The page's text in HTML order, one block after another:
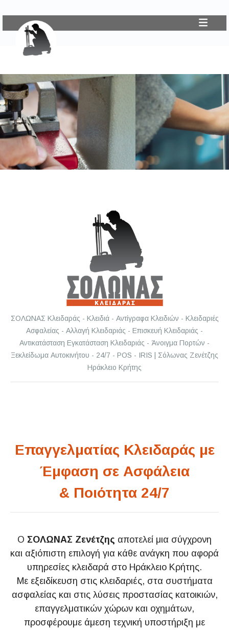
ΣΟΛΩΝΑΣ Κλειδαράς - Κλειδιά - Αντίγραφα Κλειδιών - Κλειδαριές
Ασφαλείας - Αλλαγή Κλειδαριάς - Επισκευή Κλειδαριάς -
Αντικατάσταση Εγκατάσταση Κλειδαριάς - Άνοιγμα Πορτών -
Ξεκλείδωμα Αυτοκινήτου - 24/7 - POS - IRIS | Σόλωνας Ζενέτζης
Ηράκλειο Κρήτης
Επαγγελματίας Κλειδαράς με
Έμφαση σε Ασφάλεια
& Ποιότητα 24/7
Ο ΣΟΛΩΝΑΣ Ζενέτζης αποτελεί μια σύγχρονη
και αξιόπιστη επιλογή για κάθε ανάγκη που αφορά
υπηρεσίες κλειδαρά στο Ηράκλειο Κρήτης.
Με εξειδίκευση στις κλειδαριές, στα συστήματα
ασφαλείας και στις λύσεις προστασίας κατοικιών,
επαγγελματικών χώρων και οχημάτων,
προσφέρουμε άμεση τεχνική υποστήριξη με